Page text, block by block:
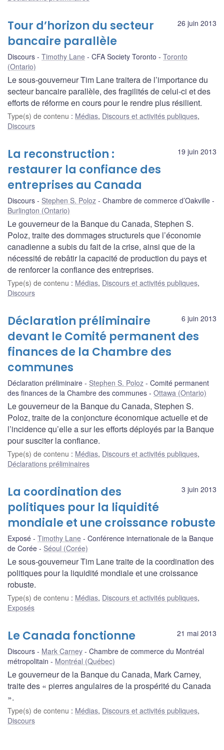
26 juin 2013
Tour d’horizon du secteur
bancaire parallèle
Discours Timothy Lane CFA Society Toronto
Toronto
(Ontario)
Le sous-gouverneur Tim Lane traitera de l’importance du
secteur bancaire parallèle, des fragilités de celui-ci et des
efforts de réforme en cours pour le rendre plus résilient.
Type(s) de contenu : Médias, Discours et activités publiques,
Discours
19 juin 2013
La reconstruction :
restaurer la confiance des
entreprises au Canada
Discours Stephen S. Poloz
Chambre de commerce d’Oakville
Burlington (Ontario)
Le gouverneur de la Banque du Canada, Stephen S.
Poloz, traite des dommages structurels que l’économie
canadienne a subis du fait de la crise, ainsi que de la
nécessité de rebâtir la capacité de production du pays et
de renforcer la confiance des entreprises.
Type(s) de contenu : Médias, Discours et activités publiques,
Discours
6 juin 2013
Déclaration préliminaire
devant le Comité permanent des
finances de la Chambre des
communes
Déclaration préliminaire Stephen S. Poloz
Comité permanent
des finances de la Chambre des communes
Ottawa (Ontario)
Le gouverneur de la Banque du Canada, Stephen S.
Poloz, traite de la conjoncture économique actuelle et de
l’incidence qu’elle a sur les efforts déployés par la Banque
pour susciter la confiance.
Type(s) de contenu : Médias, Discours et activités publiques,
Déclarations préliminaires
3 juin 2013
La coordination des
politiques pour la liquidité
mondiale et une croissance robuste
Exposé Timothy Lane
Conférence internationale de la Banque
de Corée
Séoul (Corée)
Le sous-gouverneur Tim Lane traite de la coordination des
politiques pour la liquidité mondiale et une croissance
robuste.
Type(s) de contenu : Médias, Discours et activités publiques,
Exposés
21 mai 2013
Le Canada fonctionne
Discours Mark Carney
Chambre de commerce du Montréal
métropolitain
Montréal (Québec)
Le gouverneur de la Banque du Canada, Mark Carney,
traite des « pierres angulaires de la prospérité du Canada
».
Type(s) de contenu : Médias, Discours et activités publiques,
Discours